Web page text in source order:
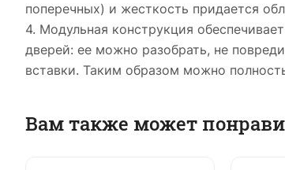
поперечных) и жесткость придается
4. Модульная конструкция
дверей: ее можно разобрать, не
вставки. Таким образом можно
Вам также может